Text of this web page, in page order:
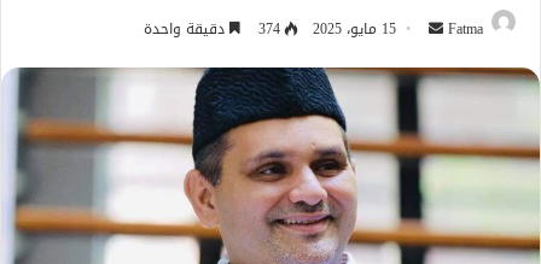
Fatma
أرسل
إلكترونيا
15 مايو، 2025 374 دقيقة واحدة